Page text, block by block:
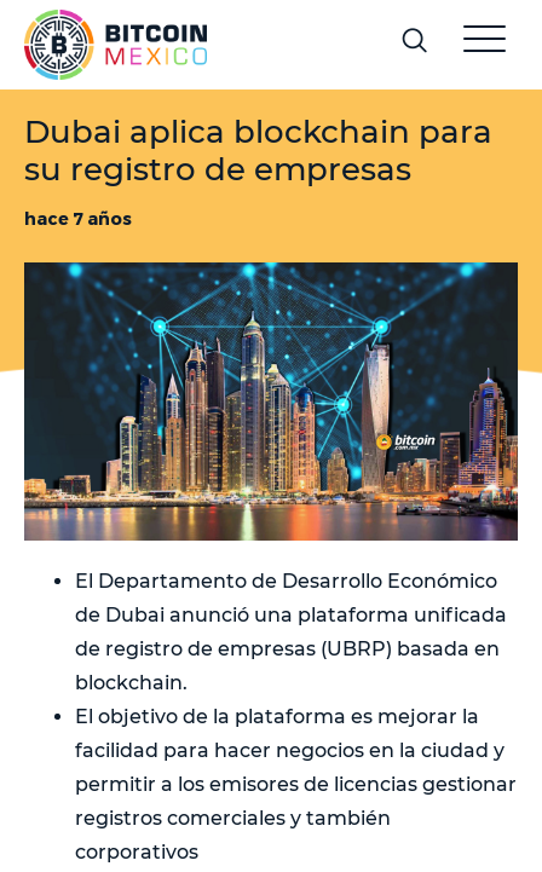
Dubai aplica blockchain para
su registro de empresas
hace 7 años
El Departamento de Desarrollo Económico
de Dubai anunció una plataforma unificada
de registro de empresas (UBRP) basada en
blockchain.
El objetivo de la plataforma es mejorar la
facilidad para hacer negocios en la ciudad y
permitir a los emisores de licencias gestionar
registros comerciales y también
corporativos